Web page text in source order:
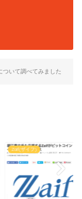
ついて調べてみました
COMSA(コムサ/CMS)